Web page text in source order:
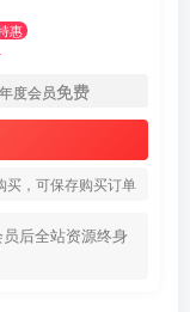
惠
年度会员免费
买，可保存购买订单
后全站资源终身